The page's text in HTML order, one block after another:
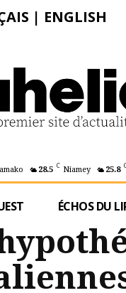
| ENGLISH
28.5 C Niamey 25.8 C
ÉCHOS DU